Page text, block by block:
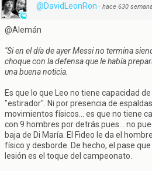
@DavidLeonRon · hace 630
@Alemán
"Si en el día de ayer Messi no termina
choque con la defensa que le había
una buena noticia.
Es que lo que Leo no tiene capacidad
"estirador". Ni por presencia de
movimientos físicos... es que no tiene
con 9 hombres por detrás pues... no
baja de Di María. El Fideo le da el
físico y desborde. De hecho, el pase
lesión es el toque del campeonato.